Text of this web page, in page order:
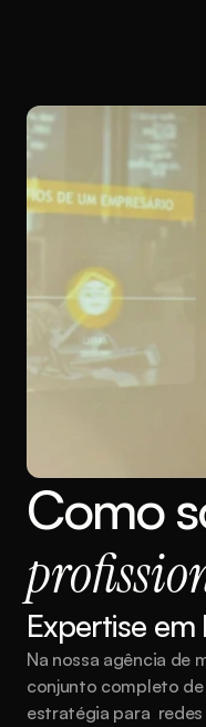
Expertise em
Na nossa agência de
conjunto completo
estratégia para